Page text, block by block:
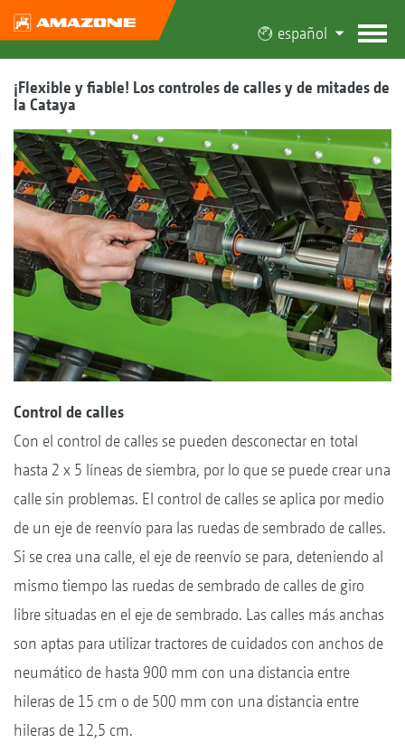
español
¡Flexible y fiable! Los controles de calles y de mitades de
la Cataya
Control de calles
Con el control de calles se pueden desconectar en total
hasta 2 x 5 líneas de siembra, por lo que se puede crear una
calle sin problemas. El control de calles se aplica por medio
de un eje de reenvío para las ruedas de sembrado de calles.
Si se crea una calle, el eje de reenvío se para, deteniendo al
mismo tiempo las ruedas de sembrado de calles de giro
libre situadas en el eje de sembrado. Las calles más anchas
son aptas para utilizar tractores de cuidados con anchos de
neumático de hasta 900 mm con una distancia entre
hileras de 15 cm o de 500 mm con una distancia entre
hileras de 12,5 cm.